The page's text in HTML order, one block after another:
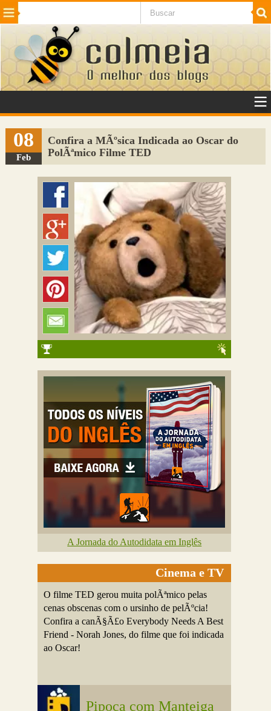
Beleza Cinema e TV
Internet Jogos NotÃ­cias SaÃºde
VeÃ­culos Adulto
Sugerir Link
Adicionar Blog
Colmeia Exchange
08
Feb
Confira a MÃºsica Indicada ao Oscar do
PolÃªmico Filme TED
A Jornada do Autodidata em Inglês
Cinema e TV
O filme TED gerou muita polÃªmico pelas
cenas obscenas com o ursinho de pelÃºcia!
Confira a canÃ§Ã£o Everybody Needs A Best
Friend - Norah Jones, do filme que foi indicada
ao Oscar!
Pipoca com Manteiga